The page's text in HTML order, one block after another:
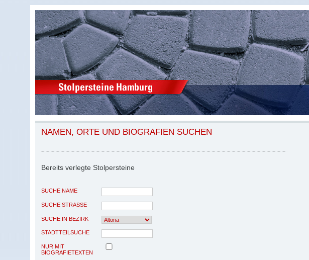
NAMEN, ORTE UND BIOGRAFIEN SUCHEN
Bereits verlegte Stolpersteine
SUCHE NAME
SUCHE STRASSE
SUCHE IN BEZIRK
STADTTEILSUCHE
NUR MIT
BIOGRAFIETEXTEN